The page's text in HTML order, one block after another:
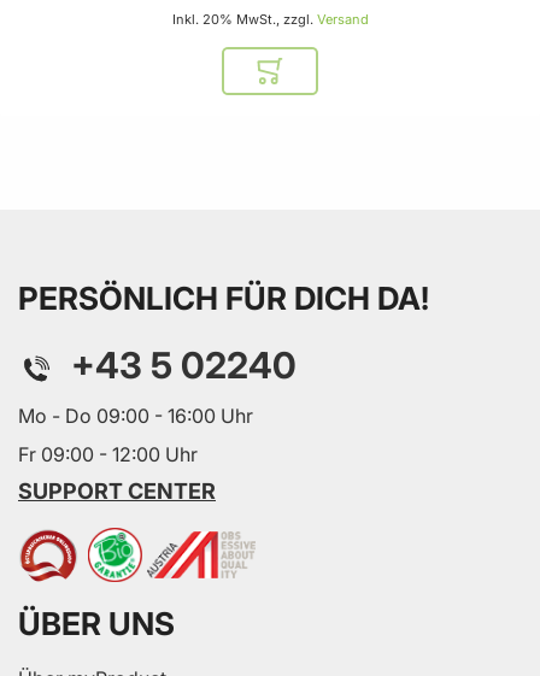
Inkl. 20% MwSt., zzgl. Versand
In den Warenkorb
PERSÖNLICH FÜR DICH DA!
+43 5 02240
Mo - Do 09:00 - 16:00 Uhr
Fr 09:00 - 12:00 Uhr
SUPPORT CENTER
ÜBER UNS